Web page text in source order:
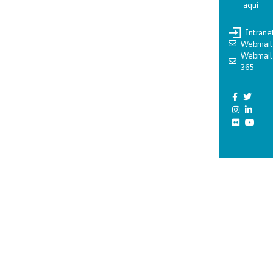
aquí
Webmail
Webmail
365